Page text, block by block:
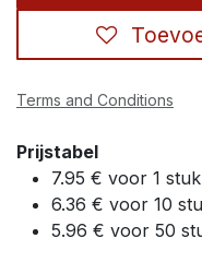
Terms and Conditions
Prijstabel
7.95 € voor 1 stuk
6.36 € voor 10
5.96 € voor 50